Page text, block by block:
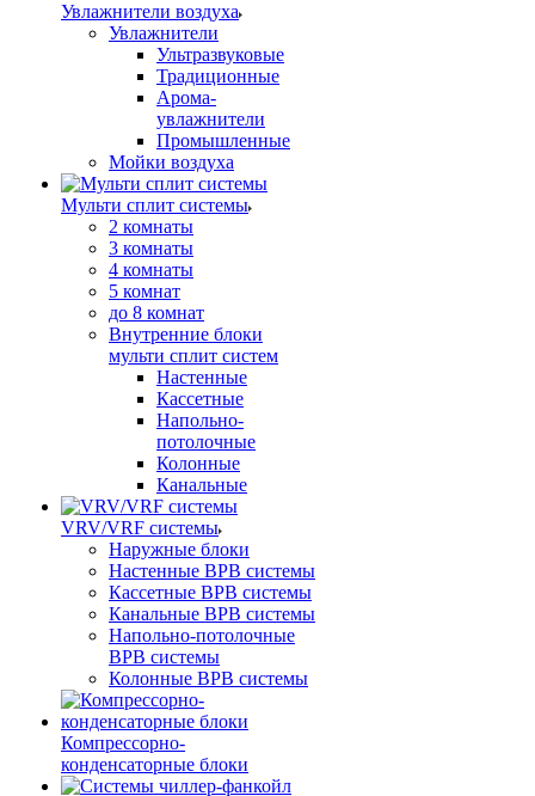
Увлажнители воздуха
Увлажнители
Ультразвуковые
Традиционные
Арома-
увлажнители
Промышленные
Мойки воздуха
Мульти сплит системы
2 комнаты
3 комнаты
4 комнаты
5 комнат
до 8 комнат
Внутренние блоки
мульти сплит систем
Настенные
Кассетные
Напольно-
потолочные
Колонные
Канальные
VRV/VRF системы
Наружные блоки
Настенные ВРВ системы
Кассетные ВРВ системы
Канальные ВРВ системы
Напольно-потолочные
ВРВ системы
Колонные ВРВ системы
Компрессорно-
конденсаторные блоки